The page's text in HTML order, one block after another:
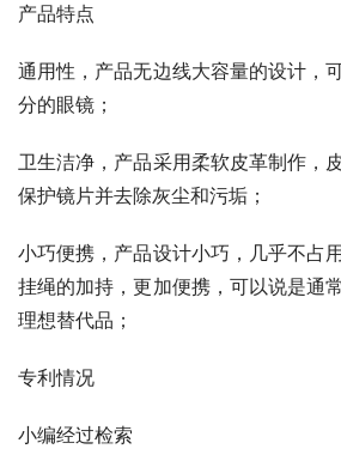
产品特点
通用性，产品无边线大容量的设计，
分的眼镜；
卫生洁净，产品采用柔软皮革制作，
保护镜片并去除灰尘和污垢；
小巧便携，产品设计小巧，几乎不占
挂绳的加持，更加便携，可以说是通
理想替代品；
专利情况
小编经过检索